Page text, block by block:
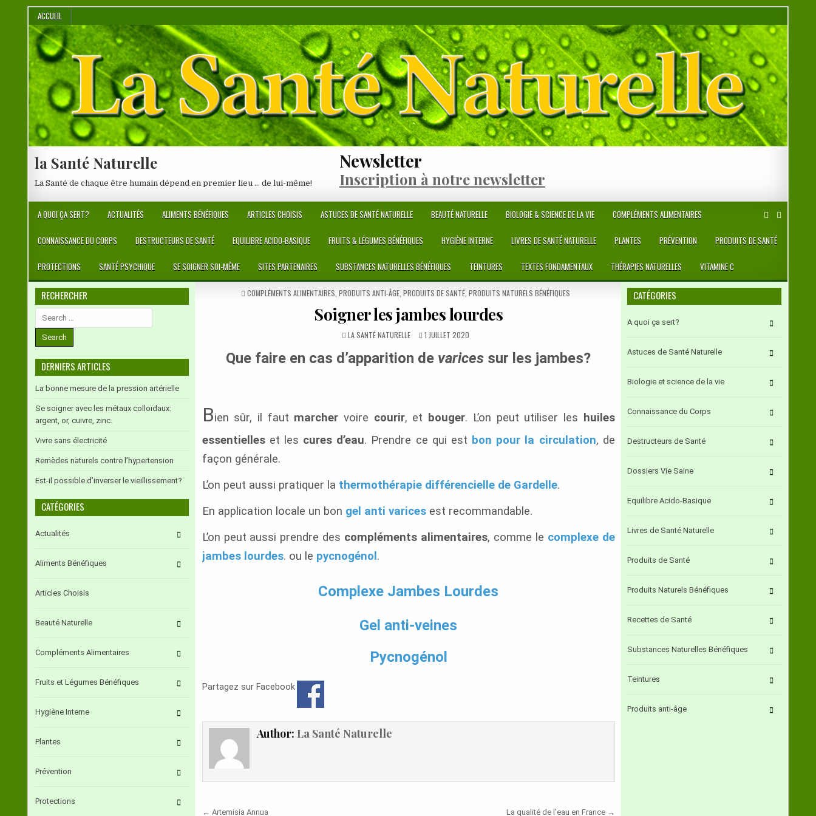
ACCUEIL
la Santé Naturelle
La Santé de chaque être humain dépend en premier lieu … de lui-même!
Newsletter
Inscription à notre newsletter
A QUOI ÇA SERT? ACTUALITÉS ALIMENTS BÉNÉFIQUES ARTICLES CHOISIS ASTUCES DE SANTÉ NATURELLE BEAUTÉ NATURELLE BIOLOGIE & SCIENCE DE LA VIE COMPLÉMENTS ALIMENTAIRES
CONNAISSANCE DU CORPS DESTRUCTEURS DE SANTÉ EQUILIBRE ACIDO-BASIQUE FRUITS & LÉGUMES BÉNÉFIQUES HYGIÈNE INTERNE LIVRES DE SANTÉ NATURELLE PLANTES PRÉVENTION PRODUITS DE SANTÉ
PROTECTIONS SANTÉ PSYCHIQUE SE SOIGNER SOI-MÊME SITES PARTENAIRES SUBSTANCES NATURELLES BÉNÉFIQUES TEINTURES TEXTES FONDAMENTAUX THÉRAPIES NATURELLES VITAMINE C
POSTED
COMPLÉMENTS ALIMENTAIRES PRODUITS ANTI-ÂGE, PRODUITS DE SANTÉ, PRODUITS NATURELS BÉNÉFIQUES
Soigner les jambes lourdes
AUTHOR:
LA SANTÉ NATURELLE
PUBLISHED
1 JUILLET 2020
Que faire en cas d’apparition de varices sur les jambes?
Bien sûr, il faut marcher voire courir, et bouger. L’on peut utiliser les huiles
essentielleset les cures d’eau. Prendre ce qui est bon pour la circulation, de
façon générale.
L’on peut aussi pratiquer la thermothérapie différencielle de Gardelle.
En application locale un bon gel anti varicesest recommandable.
L’on peut aussi prendre des compléments alimentaires, comme le complexe de
jambes lourdes. ou le pycnogénol .
Complexe Jambes Lourdes
Gel anti-veines
Pycnogénol
Partagez sur Facebook
Author: La Santé Naturelle
← Artemisia Annua La qualité de l’eau en France →
RECHERCHER
Search
for:
DERNIERS ARTICLES
La bonne mesure de la pression artérielle
Se soigner avec les métaux colloïdaux:
argent, or, cuivre, zinc.
Vivre sans électricité
Remèdes naturels contre l’hypertension
Est-il possible d’inverser le vieillissement?
CATÉGORIES
Actualités
Aliments Bénéfiques
Articles Choisis
Beauté Naturelle
Compléments Alimentaires
Fruits et Légumes Bénéfiques
Hygiène Interne
Plantes
Prévention
Protections
CATÉGORIES
A quoi ça sert?
Astuces de Santé Naturelle
Biologie et science de la vie
Connaissance du Corps
Destructeurs de Santé
Dossiers Vie Saine
Equilibre Acido-Basique
Livres de Santé Naturelle
Produits de Santé
Produits Naturels Bénéfiques
Recettes de Santé
Substances Naturelles Bénéfiques
Teintures
Produits anti-âge